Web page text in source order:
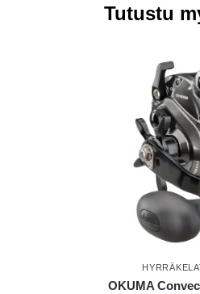
Tutustu
OKUMA